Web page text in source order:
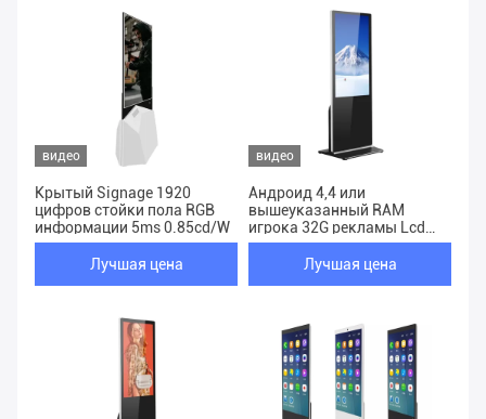
видео
Крытый Signage 1920
цифров стойки пола RGB
информации 5ms 0.85cd/W
Лучшая цена
видео
Андроид 4,4 или
вышеуказанный RAM
игрока 32G рекламы Lcd
ядра квадрацикла
Лучшая цена